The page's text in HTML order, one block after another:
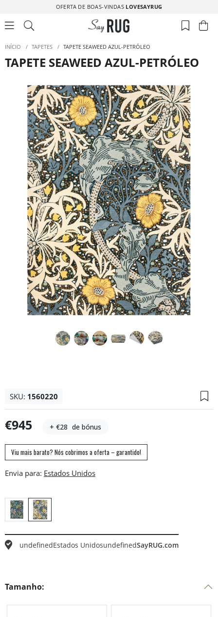
OFERTA DE BOAS-VINDAS LOVESAYRUG
INÍCIO / TAPETES / TAPETE SEAWEED AZUL-PETRÓLEO
TAPETE SEAWEED AZUL-PETRÓLEO
SKU: 1560220
€945 + €28 de bónus
Viu mais barato? Nós cobrimos a oferta – garantido!
Envia para:
undefinedEstados UnidosundefinedSayRUG.com
Tamanho: